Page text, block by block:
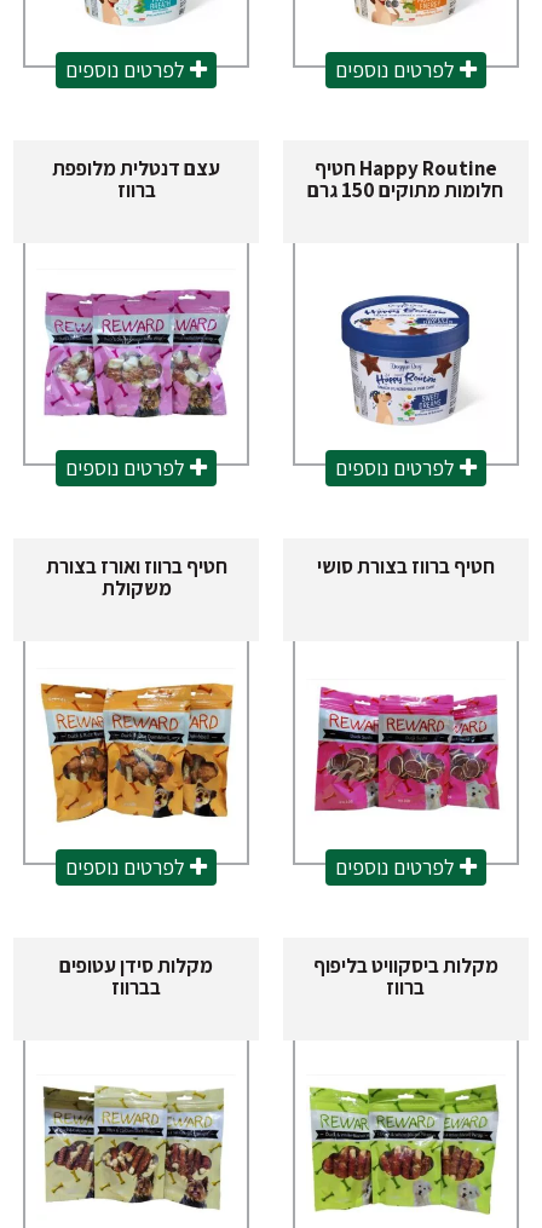
לפרטים נוספים לפרטים נוספים
Happy Routine חטיף
חלומות מתוקים 150 גרם
לפרטים נוספים
עצם דנטלית מלופפת
ברווז
לפרטים נוספים
חטיף ברווז בצורת סושי
לפרטים נוספים
חטיף ברווז ואורז בצורת
משקולת
לפרטים נוספים
מקלות ביסקוויט בליפוף
ברווז
מקלות סידן עטופים
בברווז